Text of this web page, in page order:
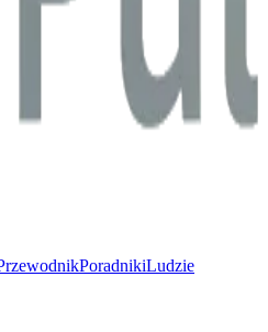
PoradnikiLudzie